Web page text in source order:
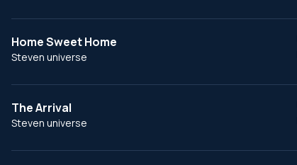
Home Sweet Home
Steven universe
The Arrival
Steven universe